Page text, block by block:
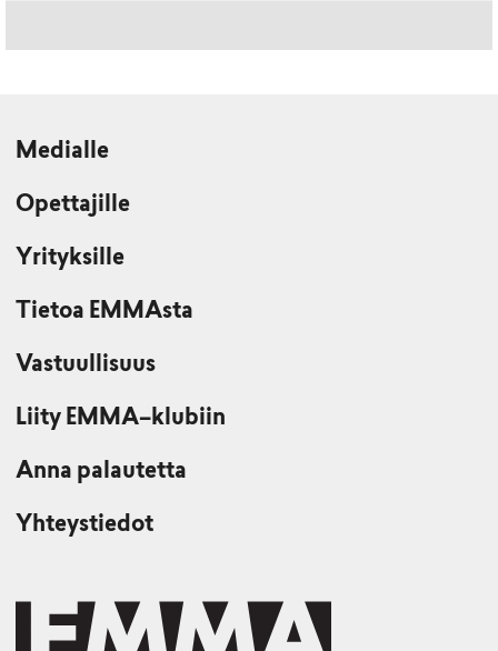
Medialle
Opettajille
Yrityksille
Tietoa EMMAsta
Vastuullisuus
Liity EMMA–klubiin
Anna palautetta
Yhteystiedot